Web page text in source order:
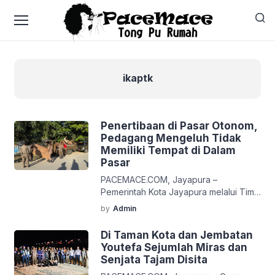
ikaptk
Penertibaan di Pasar Otonom,
Pedagang Mengeluh Tidak
Memiliki Tempat di Dalam
Pasar
PACEMACE.COM, Jayapura –
Pemerintah Kota Jayapura melalui Tim
Terpadu Operasi Gabungan Keamanan
dan Ketertiban Masyarakat secara rutin
terus melaksanakan kegiatan di seluruh
wilayah Kota Jayapura. Pada kegiatan
Operasi Gabungan yang dilaksanakan
hari Selasa (12/5/2026) Tim Operasi
by Admin
Di Taman Kota dan Jembatan
Youtefa Sejumlah Miras dan
Senjata Tajam Disita